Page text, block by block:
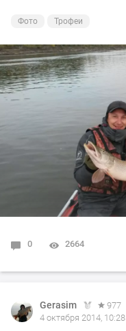
Фото Трофеи
0 2664
Gerasim
977
4 октября 2014, 10:28